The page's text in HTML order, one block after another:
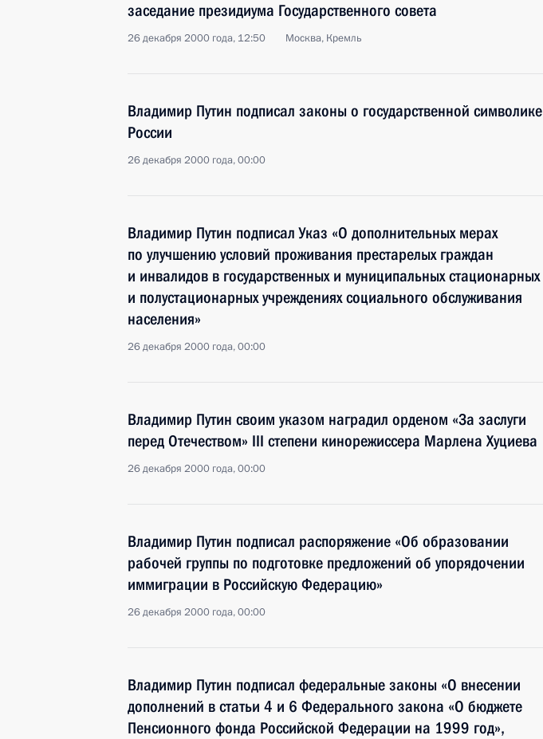
заседание президиума Государственного совета
26 декабря 2000 года, 12:50 Москва, Кремль
Владимир Путин подписал законы о государственной символике
России
26 декабря 2000 года, 00:00
Владимир Путин подписал Указ «О дополнительных мерах
по улучшению условий проживания престарелых граждан
и инвалидов в государственных и муниципальных стационарных
и полустационарных учреждениях социального обслуживания
населения»
26 декабря 2000 года, 00:00
Владимир Путин своим указом наградил орденом «За заслуги
перед Отечеством» III степени кинорежиссера Марлена Хуциева
26 декабря 2000 года, 00:00
Владимир Путин подписал распоряжение «Об образовании
рабочей группы по подготовке предложений об упорядочении
иммиграции в Российскую Федерацию»
26 декабря 2000 года, 00:00
Владимир Путин подписал федеральные законы «О внесении
дополнений в статьи 4 и 6 Федерального закона «О бюджете
Пенсионного фонда Российской Федерации на 1999 год»,